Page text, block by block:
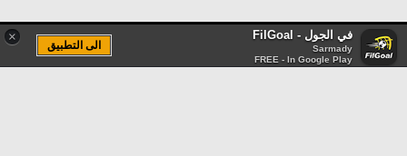
× في الجول - FilGoal
Sarmady
FREE - In Google Play
الى التطبيق